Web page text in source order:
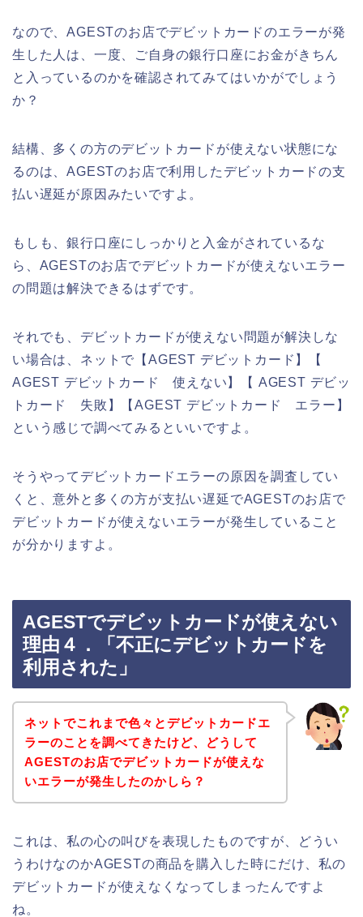
なので、AGESTのお店でデビットカードのエラーが発
生した人は、一度、ご自身の銀行口座にお金がきちん
と入っているのかを確認されてみてはいかがでしょう
か？
結構、多くの方のデビットカードが使えない状態にな
るのは、AGESTのお店で利用したデビットカードの支
払い遅延が原因みたいですよ。
もしも、銀行口座にしっかりと入金がされているな
ら、AGESTのお店でデビットカードが使えないエラー
の問題は解決できるはずです。
それでも、デビットカードが使えない問題が解決しな
い場合は、ネットで【AGEST デビットカード】【
AGEST デビットカード 使えない】【 AGEST デビッ
トカード 失敗】【AGEST デビットカード エラー】
という感じで調べてみるといいですよ。
そうやってデビットカードエラーの原因を調査してい
くと、意外と多くの方が支払い遅延でAGESTのお店で
デビットカードが使えないエラーが発生していること
が分かりますよ。
AGESTでデビットカードが使えない
理由４．「不正にデビットカードを
利用された」
ネットでこれまで色々とデビットカードエ
ラーのことを調べてきたけど、どうして
AGESTのお店でデビットカードが使えな
いエラーが発生したのかしら？
これは、私の心の叫びを表現したものですが、どうい
うわけなのかAGESTの商品を購入した時にだけ、私の
デビットカードが使えなくなってしまったんですよ
ね。